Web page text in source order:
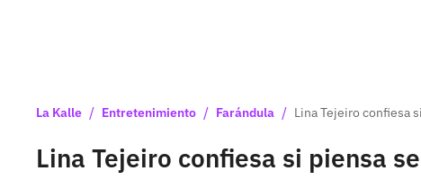
La Kalle / Entretenimiento / Farándula / Lina Tejeiro confiesa
Lina Tejeiro confiesa si piensa